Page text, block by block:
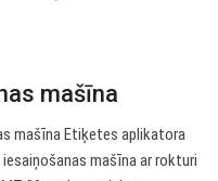
mašīna
mašīna Etiķetes aplikatora
mašīna ar rokturi